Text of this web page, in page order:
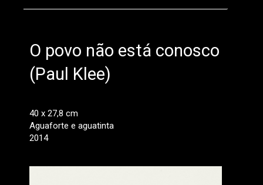
O povo não está conosco
(Paul Klee)
40 x 27,8 cm
Aguaforte e aguatinta
2014